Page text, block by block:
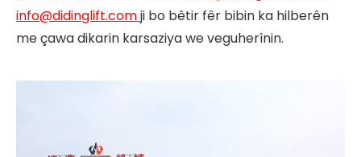
info@didinglift.comji bo bêtir fêr bibin ka hilberên
me çawa dikarin karsaziya we veguherînin.